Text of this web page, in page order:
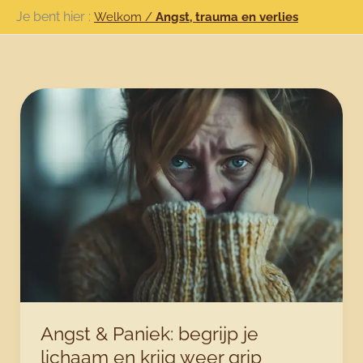
naar
Je bent hier : Welkom / Angst, trauma en verlies
Angst & Paniek: begrijp je
lichaam en krijg weer grip